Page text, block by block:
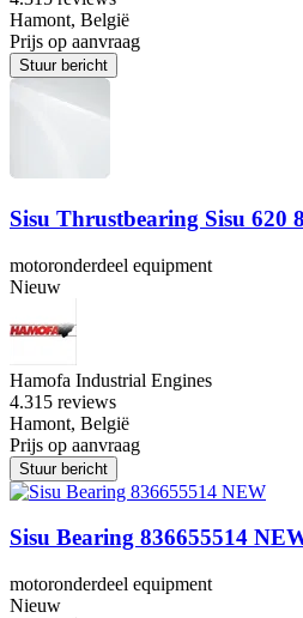
Hamont, België
Prijs op aanvraag
Stuur bericht
Sisu Thrustbearing Sisu 620
motoronderdeel equipment
Nieuw
Hamofa Industrial Engines
4.315 reviews
Hamont, België
Prijs op aanvraag
Stuur bericht
Sisu Bearing 836655514
motoronderdeel equipment
Nieuw